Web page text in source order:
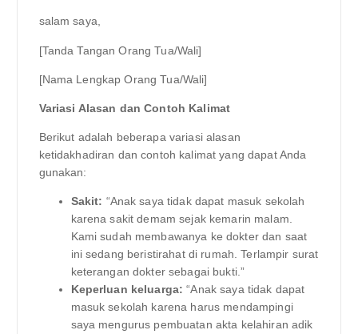
salam saya,
[Tanda Tangan Orang Tua/Wali]
[Nama Lengkap Orang Tua/Wali]
Variasi Alasan dan Contoh Kalimat
Berikut adalah beberapa variasi alasan
ketidakhadiran dan contoh kalimat yang dapat Anda
gunakan:
Sakit: “Anak saya tidak dapat masuk sekolah
karena sakit demam sejak kemarin malam.
Kami sudah membawanya ke dokter dan saat
ini sedang beristirahat di rumah. Terlampir surat
keterangan dokter sebagai bukti.”
Keperluan keluarga: “Anak saya tidak dapat
masuk sekolah karena harus mendampingi
saya mengurus pembuatan akta kelahiran adik